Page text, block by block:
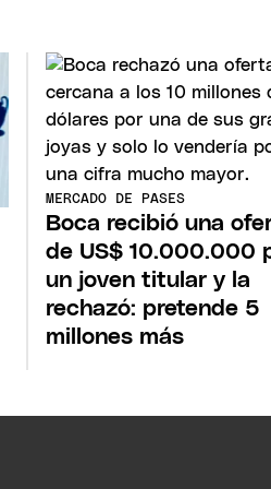
MERCADO DE PASES
Boca recibió una
de US$ 10.000.000
un joven titular y la
rechazó: pretende 5
millones más